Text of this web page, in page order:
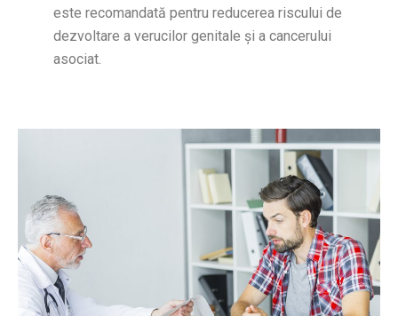
este recomandată pentru reducerea riscului de
dezvoltare a verucilor genitale și a cancerului
asociat.